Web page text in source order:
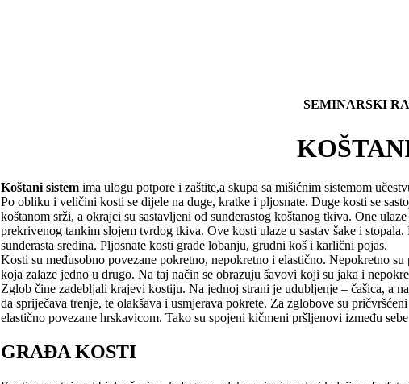
SEMINARSKI
Koštani sistem ima ulogu potpore i zaštite,a skupa sa mišićnim sistemom
Po obliku i veličini kosti se dijele na duge, kratke i pljosnate. Duge kosti se
koštanom srži, a okrajci su sastavljeni od sunđerastog koštanog tkiva. One
prekrivenog tankim slojem tvrdog tkiva. Ove kosti ulaze u sastav šake i
sunđerasta sredina. Pljosnate kosti grade lobanju, grudni koš i karlični pojas.
Kosti su međusobno povezane pokretno, nepokretno i elastično. Nepokretno
koja zalaze jedno u drugo. Na taj način se obrazuju šavovi koji su jaka i
Zglob čine zadebljali krajevi kostiju. Na jednoj strani je udubljenje – čašica, a
da spriječava trenje, te olakšava i usmjerava pokrete. Za zglobove su
elastično povezane hrskavicom. Tako su spojeni kičmeni pršljenovi između
GRAĐA KOSTI